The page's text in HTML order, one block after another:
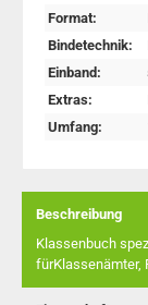
Format:
Bindetechnik:
Einband:
Extras:
Umfang:
Beschreibung
Klassenbuch
fürKlassenämter,